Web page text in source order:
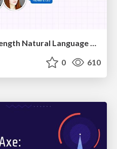
HU Berlin: Industrial-Strength Natural Language Processing with spaCy and Prodigy
0 610